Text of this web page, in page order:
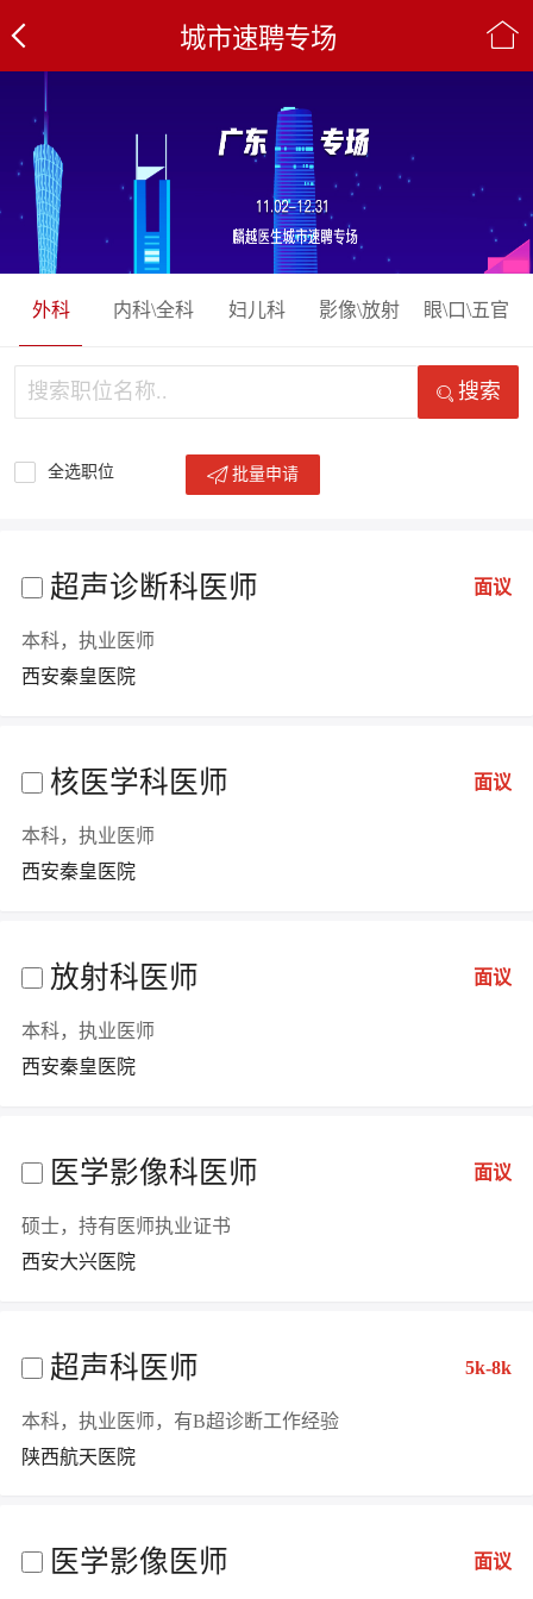
城市速聘专场
外科 内科\全科 妇儿科 影像\放射 眼\口\五官
搜索
全选职位 批量申请
超声诊断科医师 面议
本科，执业医师
西安秦皇医院
核医学科医师 面议
本科，执业医师
西安秦皇医院
放射科医师 面议
本科，执业医师
西安秦皇医院
医学影像科医师 面议
硕士，持有医师执业证书
西安大兴医院
超声科医师 5k-8k
本科，执业医师，有B超诊断工作经验
陕西航天医院
医学影像医师 面议